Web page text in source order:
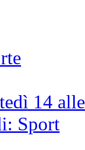
14
Sport